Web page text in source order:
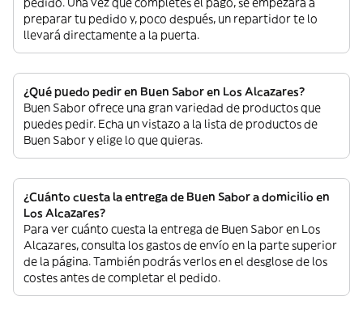
preparar tu pedido y, poco después, un repartidor te lo
llevará directamente a la puerta.
¿Qué puedo pedir en Buen Sabor en Los Alcazares?
Buen Sabor ofrece una gran variedad de productos que
puedes pedir. Echa un vistazo a la lista de productos de
Buen Sabor y elige lo que quieras.
¿Cuánto cuesta la entrega de Buen Sabor a domicilio en
Los Alcazares?
Para ver cuánto cuesta la entrega de Buen Sabor en Los
Alcazares, consulta los gastos de envío en la parte superior
de la página. También podrás verlos en el desglose de los
costes antes de completar el pedido.